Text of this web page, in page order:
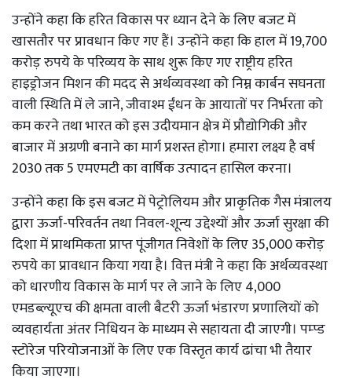
उन्होंने कहा कि हरित विकास पर ध्यान देने के लिए बजट में
खासतौर पर प्रावधान किए गए हैं। उन्होंने कहा कि हाल में 19,700
करोड़ रुपये के परिव्यय के साथ शुरू किए गए राष्ट्रीय हरित
हाइड्रोजन मिशन की मदद से अर्थव्यवस्था को निम्न कार्बन सघनता
वाली स्थिति में ले जाने, जीवाश्म ईंधन के आयातों पर निर्भरता को
कम करने तथा भारत को इस उदीयमान क्षेत्र में प्रौद्योगिकी और
बाजार में अग्रणी बनाने का मार्ग प्रशस्त होगा। हमारा लक्ष्य है वर्ष
2030 तक 5 एमएमटी का वार्षिक उत्पादन हासिल करना।
उन्होंने कहा कि इस बजट में पेट्रोलियम और प्राकृतिक गैस मंत्रालय
द्वारा ऊर्जा-परिवर्तन तथा निवल-शून्य उद्देश्यों और ऊर्जा सुरक्षा की
दिशा में प्राथमिकता प्राप्त पूंजीगत निवेशों के लिए 35,000 करोड़
रुपये का प्रावधान किया गया है। वित्त मंत्री ने कहा कि अर्थव्यवस्था
को धारणीय विकास के मार्ग पर ले जाने के लिए 4,000
एमडब्ल्यूएच की क्षमता वाली बैटरी ऊर्जा भंडारण प्रणालियों को
व्यवहार्यता अंतर निधियन के माध्यम से सहायता दी जाएगी। पम्प्ड
स्टोरेज परियोजनाओं के लिए एक विस्तृत कार्य ढांचा भी तैयार
किया जाएगा।